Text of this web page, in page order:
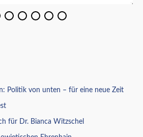
Politik von unten – für eine neue Zeit
für Dr. Bianca Witzschel